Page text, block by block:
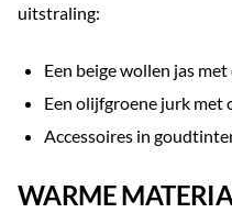
uitstraling:
Een beige wollen jas
Een olijfgroene jurk met
Accessoires in
WARME